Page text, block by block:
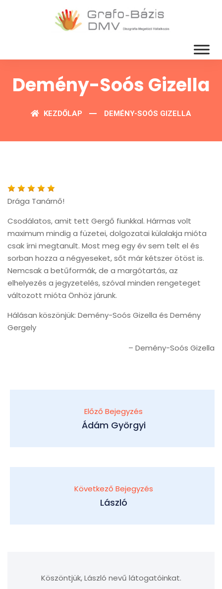
Demény-Soós Gizella
KEZDŐLAP DEMÉNY-SOÓS GIZELLA
Drága Tanárnő!
Csodálatos, amit tett Gergő fiunkkal. Hármas volt
maximum mindig a füzetei, dolgozatai külalakja mióta
csak írni megtanult. Most meg egy év sem telt el és
sorban hozza a négyeseket, sőt már kétszer ötöst is.
Nemcsak a betűformák, de a margótartás, az
elhelyezés a jegyzetelés, szóval minden rengeteget
változott mióta Önhöz járunk.
Hálásan köszönjük: Demény-Soós Gizella és Demény
Gergely
Demény-Soós Gizella
Előző Bejegyzés
Ádám Györgyi
Következő Bejegyzés
László
Köszöntjük, László nevű látogatóinkat.